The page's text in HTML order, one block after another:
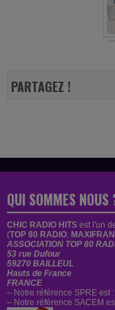
PARTAGEZ !
QUI SOMMES NOUS
CHIC RADIO HITS est l'un
(TOP 80 RADIO,
ASSOCIATION TOP 80
53 rue Dufour
59270 BAILLEUL
Hauts de France
FRANCE
– Notre référence SPRE est
– Notre référence SACEM